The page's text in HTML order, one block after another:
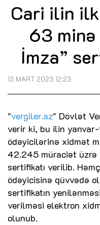
Cari ilin
63 minə
İmza”
15 MART 2023 12:23
"vergiler.az" Dövlət
verir ki, bu ilin
ödəyicilərinə xidmət
42.245 müraciət üzrə
sertifikatı verilib.
ödəyicisinə qüvvədə
sertifikatın
verilməsi elektron
olunub.